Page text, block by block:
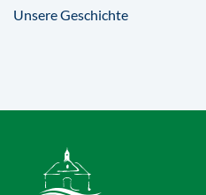
Unsere Geschichte